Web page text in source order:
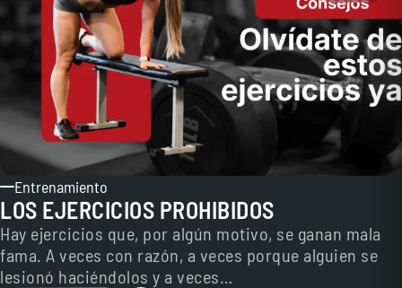
Entrenamiento
LOS EJERCICIOS PROHIBIDOS
Hay ejercicios que, por algún motivo, se ganan mala
fama. A veces con razón, a veces porque alguien se
lesionó haciéndolos y a veces…